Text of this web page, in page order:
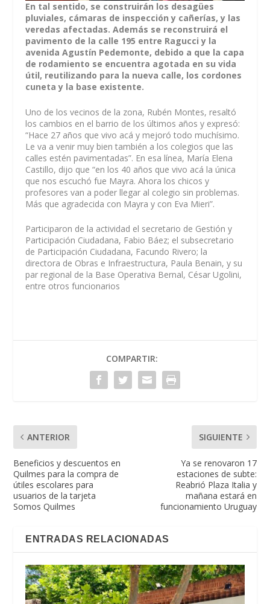
En tal sentido, se construirán los desagües
pluviales, cámaras de inspección y cañerías, y las
veredas afectadas. Además se reconstruirá el
pavimento de la calle 195 entre Ragucci y la
avenida Agustín Pedemonte, debido a que la capa
de rodamiento se encuentra agotada en su vida
útil, reutilizando para la nueva calle, los cordones
cuneta y la base existente.
Uno de los vecinos de la zona, Rubén Montes, resaltó
los cambios en el barrio de los últimos años y expresó:
“Hace 27 años que vivo acá y mejoró todo muchísimo.
Le va a venir muy bien también a los colegios que las
calles estén pavimentadas”. En esa línea, María Elena
Castillo, dijo que “en los 40 años que vivo acá la única
que nos escuchó fue Mayra. Ahora los chicos y
profesores van a poder llegar al colegio sin problemas.
Más que agradecida con Mayra y con Eva Mieri”.
Participaron de la actividad el secretario de Gestión y
Participación Ciudadana, Fabio Báez; el subsecretario
de Participación Ciudadana, Facundo Rivero; la
directora de Obras e Infraestructura, Paula Benain, y su
par regional de la Base Operativa Bernal, César Ugolini,
entre otros funcionarios
COMPARTIR:
ANTERIOR
Beneficios y descuentos en
Quilmes para la compra de
útiles escolares para
usuarios de la tarjeta
Somos Quilmes
SIGUIENTE
Ya se renovaron 17
estaciones de subte:
Reabrió Plaza Italia y
mañana estará en
funcionamiento Uruguay
ENTRADAS RELACIONADAS